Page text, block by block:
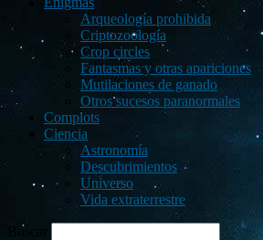
Arqueología prohibida
Criptozoología
Crop circles
Fantasmas y otras apariciones
Mutilaciones de ganado
Otros sucesos paranormales
Complots
Ciencia
Astronomía
Descubrimientos
Universo
Vida extraterrestre
Buscar